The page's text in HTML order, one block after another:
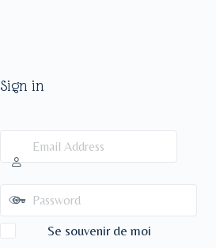
Sign in
Se souvenir de moi